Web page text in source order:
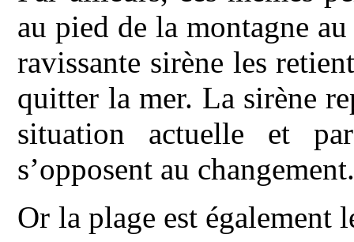
au pied de la montagne
ravissante sirène les
quitter la mer. La sirène
situation actuelle et
s’opposent au
Or la plage est également